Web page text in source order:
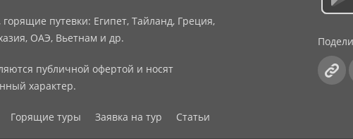
путевки: Египет, Тайланд, Греция,
ОАЭ, Вьетнам и др.
публичной офертой и носят
характер.
Горящие туры Заявка на тур Статьи